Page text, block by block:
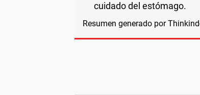
cuidado del estómago.
Resumen generado por